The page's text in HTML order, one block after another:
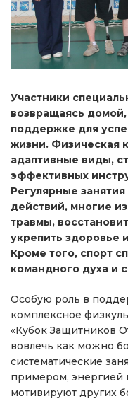
Участники
возвращаясь
поддержке для
жизни. Физическая
адаптивные виды,
эффективных
Регулярные
действий, многие
травмы,
укрепить здоровье
Кроме того, спорт
командного духа и
Особую роль в
комплексное
«Кубок Защитников
вовлечь как можно
систематические
примером, энергией
мотивируют других